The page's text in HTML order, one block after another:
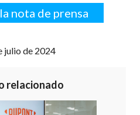
nota de prensa
julio de 2024
relacionado